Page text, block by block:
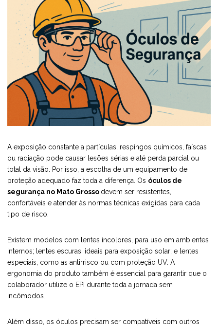
A exposição constante a partículas, respingos químicos, faíscas
ou radiação pode causar lesões sérias e até perda parcial ou
total da visão. Por isso, a escolha de um equipamento de
proteção adequado faz toda a diferença. Os óculos de
segurança no Mato Grosso devem ser resistentes,
confortáveis e atender às normas técnicas exigidas para cada
tipo de risco.
Existem modelos com lentes incolores, para uso em ambientes
internos; lentes escuras, ideais para exposição solar; e lentes
especiais, como as antirrisco ou com proteção UV. A
ergonomia do produto também é essencial para garantir que o
colaborador utilize o EPI durante toda a jornada sem
incômodos.
Além disso, os óculos precisam ser compatíveis com outros